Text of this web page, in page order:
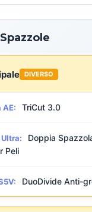
DIVERSO
AE: TriCut 3.0
Doppia
Peli
DuoDivide Anti-